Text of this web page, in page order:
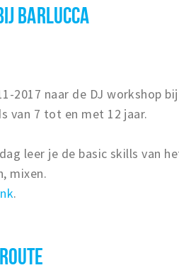
BARLUCCA
2017 naar de DJ workshop
van 7 tot en met 12 jaar.
leer je de basic skills van
mixen.
.